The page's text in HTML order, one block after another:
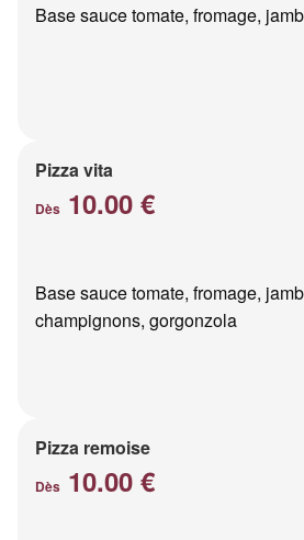
Base sauce tomate, fromage,
Pizza vita
Dès 10.00 €
Base sauce tomate, fromage,
champignons, gorgonzola
Pizza remoise
Dès 10.00 €